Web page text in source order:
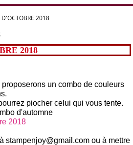
2018
2018
un combo de couleurs
piocher celui qui vous tente.
d'automne
stampenjoy@gmail.com ou à mettre